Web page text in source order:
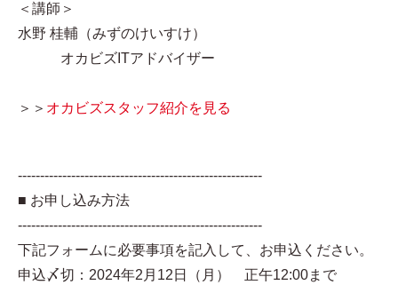
＜講師＞
水野 桂輔（みずのけいすけ）
オカビズITアドバイザー
＞＞ オカビズスタッフ紹介を見る
-------------------------------------------------------
■ お申し込み方法
-------------------------------------------------------
下記フォームに必要事項を記入して、お申込ください。
申込〆切：2024年2月12日（月） 正午12:00まで